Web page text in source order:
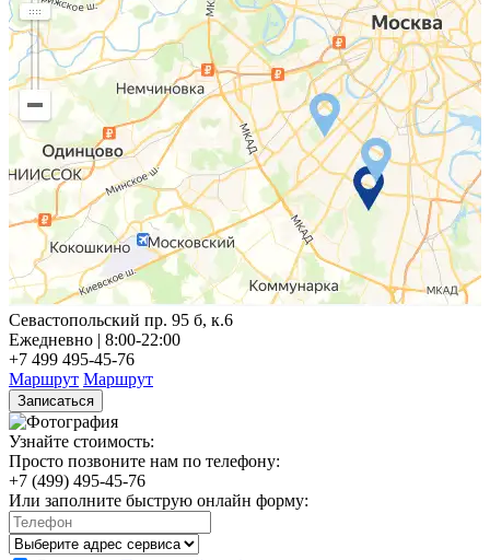
Севастопольский пр. 95 б, к.6
Ежедневно | 8:00-22:00
+7 499 495-45-76
Маршрут Маршрут
Записаться
Узнайте стоимость:
Просто позвоните нам по телефону:
+7 (499) 495-45-76
Или заполните быструю онлайн форму: